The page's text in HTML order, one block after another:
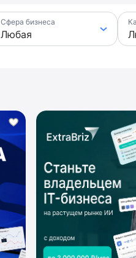
Сфера бизнеса